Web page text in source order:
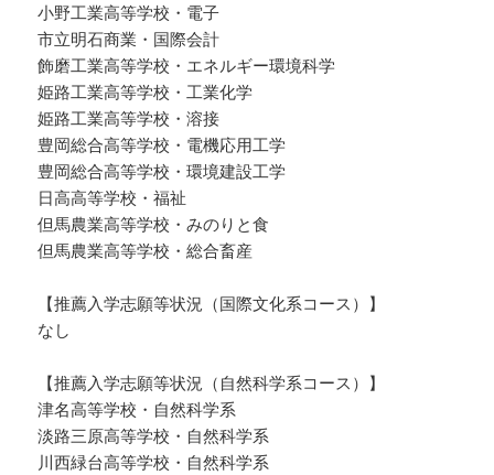
小野工業高等学校・電子
市立明石商業・国際会計
飾磨工業高等学校・エネルギー環境科学
姫路工業高等学校・工業化学
姫路工業高等学校・溶接
豊岡総合高等学校・電機応用工学
豊岡総合高等学校・環境建設工学
日高高等学校・福祉
但馬農業高等学校・みのりと食
但馬農業高等学校・総合畜産
【推薦入学志願等状況（国際文化系コース）】
なし
【推薦入学志願等状況（自然科学系コース）】
津名高等学校・自然科学系
淡路三原高等学校・自然科学系
川西緑台高等学校・自然科学系